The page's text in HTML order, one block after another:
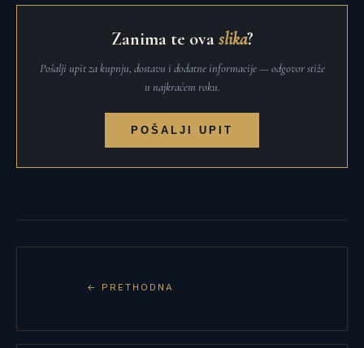
Zanima te ovaslika?
Pošalji upit za kupnju, dostavu i dodatne informacije — odgovor stiže
u najkraćem roku.
POŠALJI UPIT
← PRETHODNA